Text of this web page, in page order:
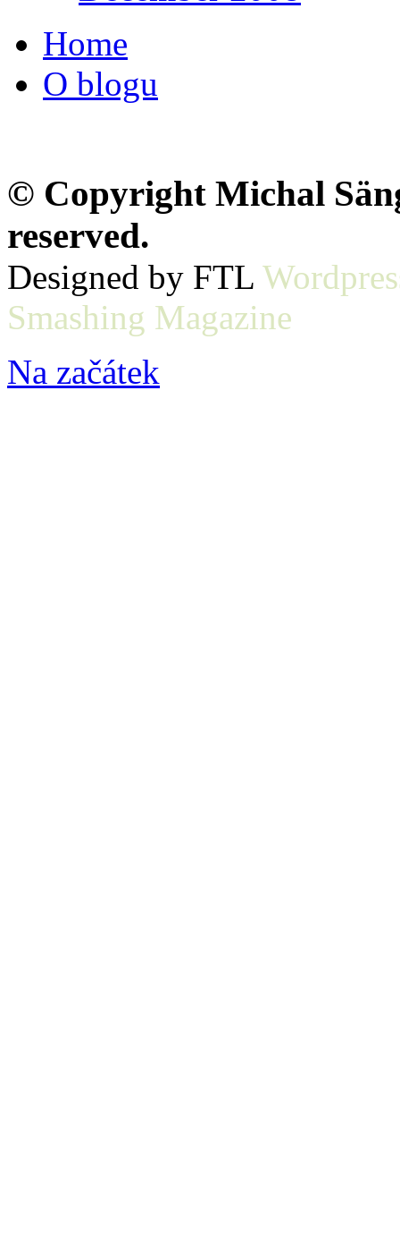
Home
O blogu
© Copyright Michal
reserved.
Designed by FTL
Smashing Magazine
Na začátek